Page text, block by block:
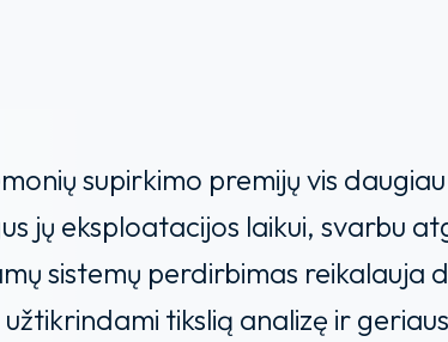
supirkimo premijų vis
jų eksploatacijos laikui, svarbu
sistemų perdirbimas reikalauja
tikslią analizę ir